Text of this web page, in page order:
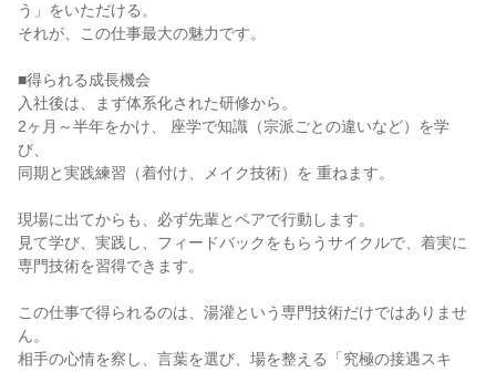
う」をいただける。
それが、この仕事最大の魅力です。
■得られる成長機会
入社後は、まず体系化された研修から。
2ヶ月～半年をかけ、 座学で知識（宗派ごとの違いなど）を学
び、
同期と実践練習（着付け、メイク技術）を 重ねます。
現場に出てからも、必ず先輩とペアで行動します。
見て学び、実践し、フィードバックをもらうサイクルで、着実に
専門技術を習得できます。
この仕事で得られるのは、湯灌という専門技術だけではありませ
ん。
相手の心情を察し、言葉を選び、場を整える「究極の接遇スキ